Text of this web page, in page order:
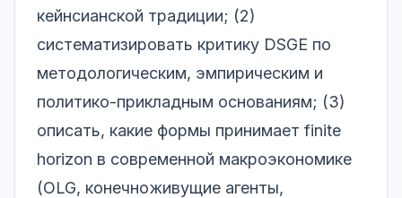
кейнсианской традиции; (2)
систематизировать критику DSGE по
методологическим, эмпирическим и
политико-прикладным основаниям; (3)
описать, какие формы принимает finite
horizon в современной макроэкономике
(OLG, конечноживущие агенты,